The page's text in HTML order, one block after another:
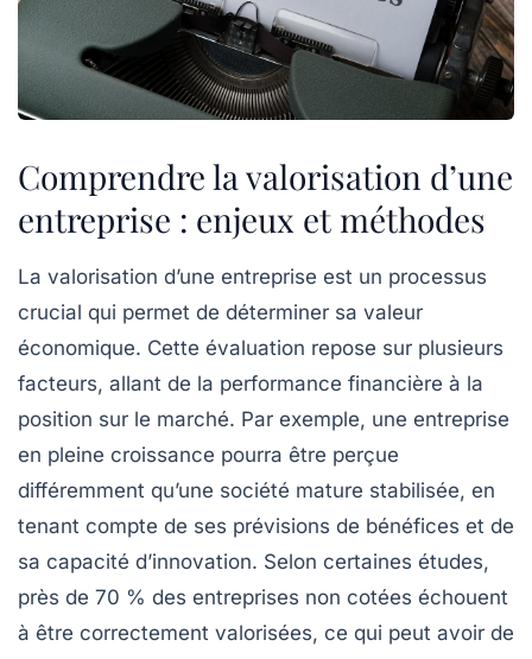
Comprendre la valorisation d’une
entreprise : enjeux et méthodes
La valorisation d’une entreprise est un processus
crucial qui permet de déterminer sa valeur
économique. Cette évaluation repose sur plusieurs
facteurs, allant de la performance financière à la
position sur le marché. Par exemple, une entreprise
en pleine croissance pourra être perçue
différemment qu’une société mature stabilisée, en
tenant compte de ses prévisions de bénéfices et de
sa capacité d’innovation. Selon certaines études,
près de 70 % des entreprises non cotées échouent
à être correctement valorisées, ce qui peut avoir de